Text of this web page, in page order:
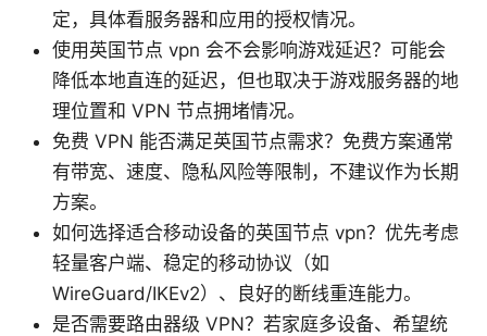
定，具体看服务器和应用的授权情况。
使用英国节点 vpn 会不会影响游戏延迟？可能会
降低本地直连的延迟，但也取决于游戏服务器的地
理位置和 VPN 节点拥堵情况。
免费 VPN 能否满足英国节点需求？免费方案通常
有带宽、速度、隐私风险等限制，不建议作为长期
方案。
如何选择适合移动设备的英国节点 vpn？优先考虑
轻量客户端、稳定的移动协议（如
WireGuard/IKEv2）、良好的断线重连能力。
是否需要路由器级 VPN？若家庭多设备、希望统